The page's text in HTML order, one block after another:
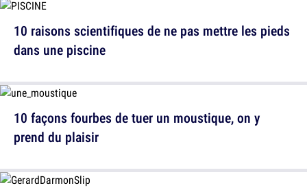
10 façons fourbes de tuer un moustique, on y
prend du plaisir
10 raisons scientifiques de ne pas mettre les pieds
dans une piscine